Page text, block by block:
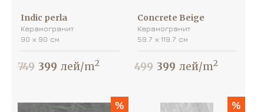
Indic perla
Керамогранит
90 х 90 см
749 399 лей/m2
Concrete Beige
Керамогранит
59.7 х 119.7 см
499 399 лей/m2
% %